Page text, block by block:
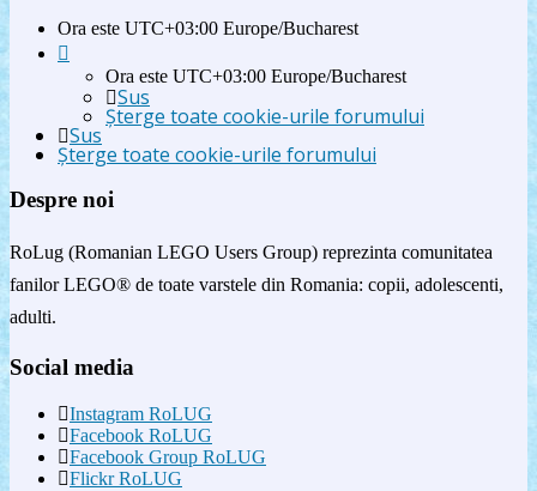
Ora este UTC+03:00 Europe/Bucharest
Ora este UTC+03:00 Europe/Bucharest
Sus
Şterge toate cookie-urile forumului
Sus
Şterge toate cookie-urile forumului
Despre noi
RoLug (Romanian LEGO Users Group) reprezinta comunitatea
fanilor LEGO® de toate varstele din Romania: copii, adolescenti,
adulti.
Social media
Instagram RoLUG
Facebook RoLUG
Facebook Group RoLUG
Flickr RoLUG